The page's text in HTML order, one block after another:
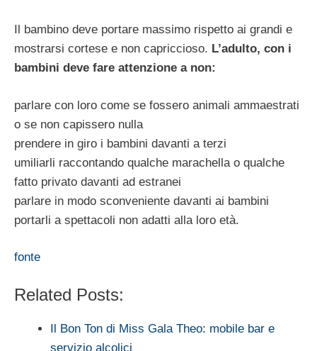
Il bambino deve portare massimo rispetto ai grandi e
mostrarsi cortese e non capriccioso. L’adulto, con i
bambini deve fare attenzione a non:
parlare con loro come se fossero animali ammaestrati
o se non capissero nulla
prendere in giro i bambini davanti a terzi
umiliarli raccontando qualche marachella o qualche
fatto privato davanti ad estranei
parlare in modo sconveniente davanti ai bambini
portarli a spettacoli non adatti alla loro età.
fonte
Related Posts:
Il Bon Ton di Miss Gala Theo: mobile bar e
servizio alcolici